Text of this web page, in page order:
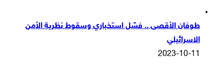
طوفان الأقصى .. فشل استخباري وسقوط نظرية الأمن
الاسرائيلي
2023-10-11